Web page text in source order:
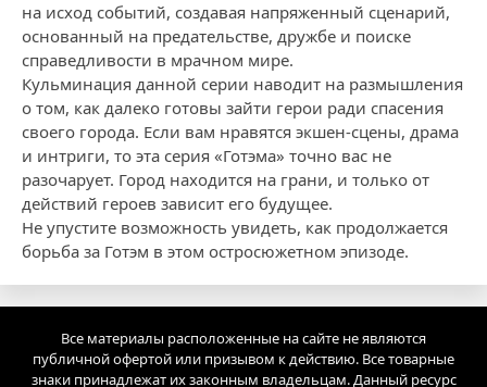
на исход событий, создавая напряженный сценарий,
основанный на предательстве, дружбе и поиске
справедливости в мрачном мире.
Кульминация данной серии наводит на размышления
о том, как далеко готовы зайти герои ради спасения
своего города. Если вам нравятся экшен-сцены, драма
и интриги, то эта серия «Готэма» точно вас не
разочарует. Город находится на грани, и только от
действий героев зависит его будущее.
Не упустите возможность увидеть, как продолжается
борьба за Готэм в этом остросюжетном эпизоде.
Все материалы расположенные на сайте не являются
публичной офертой или призывом к действию. Все товарные
знаки принадлежат их законным владельцам. Данный ресурс